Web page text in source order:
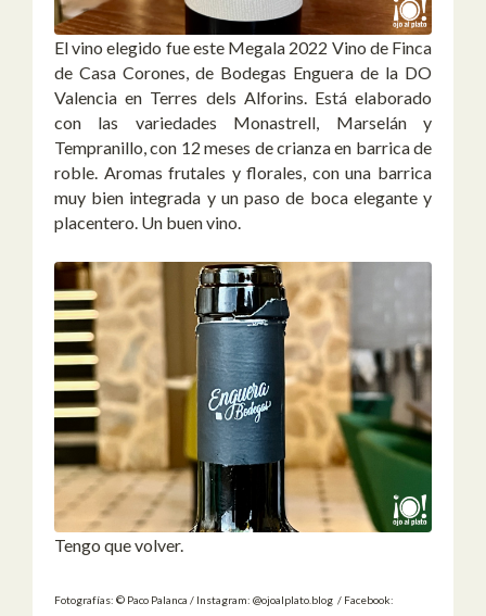
El vino elegido fue este Megala 2022 Vino de Finca
de Casa Corones, de Bodegas Enguera de la DO
Valencia en Terres dels Alforins. Está elaborado
con las variedades Monastrell, Marselán y
Tempranillo, con 12 meses de crianza en barrica de
roble. Aromas frutales y florales, con una barrica
muy bien integrada y un paso de boca elegante y
placentero. Un buen vino.
Tengo que volver.
Fotografías: © Paco Palanca / Instagram: @ojoalplato.blog / Facebook: